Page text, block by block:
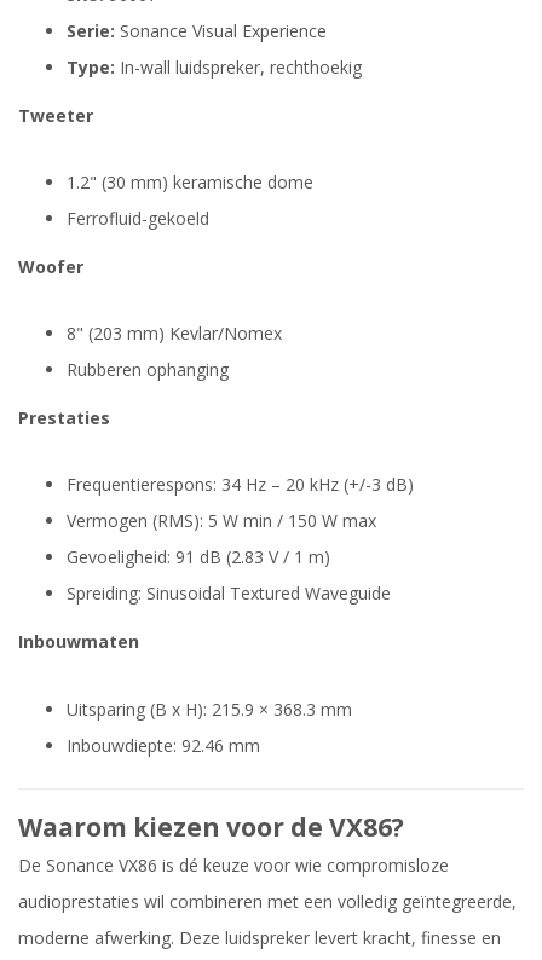
Serie: Sonance Visual Experience
Type: In-wall luidspreker, rechthoekig
Tweeter
1.2" (30 mm) keramische dome
Ferrofluid-gekoeld
Woofer
8" (203 mm) Kevlar/Nomex
Rubberen ophanging
Prestaties
Frequentierespons: 34 Hz – 20 kHz (+/-3 dB)
Vermogen (RMS): 5 W min / 150 W max
Gevoeligheid: 91 dB (2.83 V / 1 m)
Spreiding: Sinusoidal Textured Waveguide
Inbouwmaten
Uitsparing (B x H): 215.9 × 368.3 mm
Inbouwdiepte: 92.46 mm
Waarom kiezen voor de VX86?
De Sonance VX86 is dé keuze voor wie compromisloze
audioprestaties wil combineren met een volledig geïntegreerde,
moderne afwerking. Deze luidspreker levert kracht, finesse en